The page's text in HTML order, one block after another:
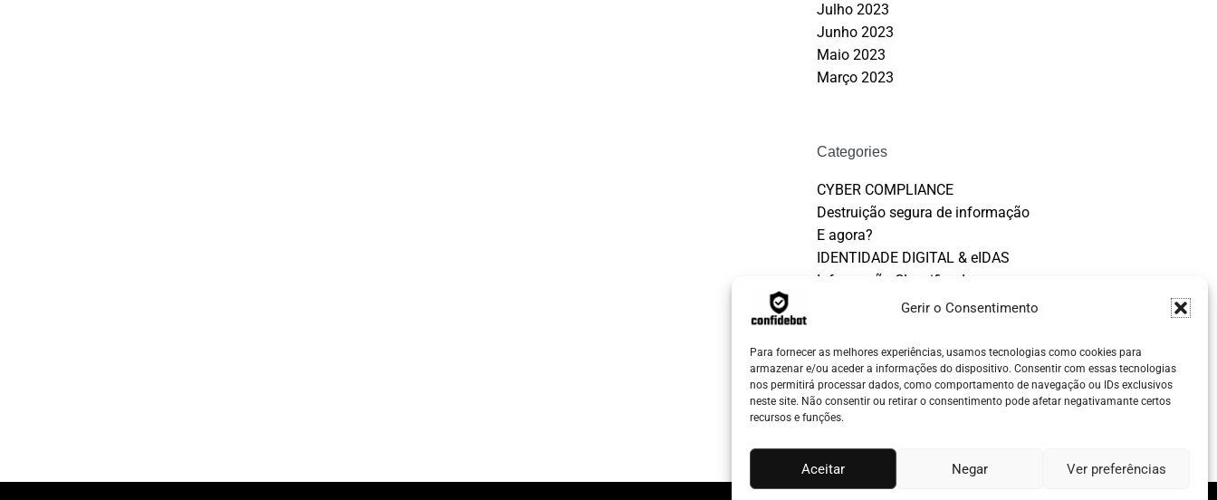
Gerir o Consentimento
Para fornecer as melhores experiências, usamos tecnologias como cookies para
armazenar e/ou aceder a informações do dispositivo. Consentir com essas tecnologias
nos permitirá processar dados, como comportamento de navegação ou IDs exclusivos
neste site. Não consentir ou retirar o consentimento pode afetar negativamante certos
recursos e funções.
Aceitar Negar Ver preferências
Julho 2023
Junho 2023
Maio 2023
Março 2023
Categories
CYBER COMPLIANCE
Destruição segura de informação
E agora?
IDENTIDADE DIGITAL & eIDAS
Informação Classificada
Interessante ou não, eis a questão?
Segurança da Informação
SEGURANÇA DA INFORMAÇÃO
CLASSIFICADA
Uncategorized